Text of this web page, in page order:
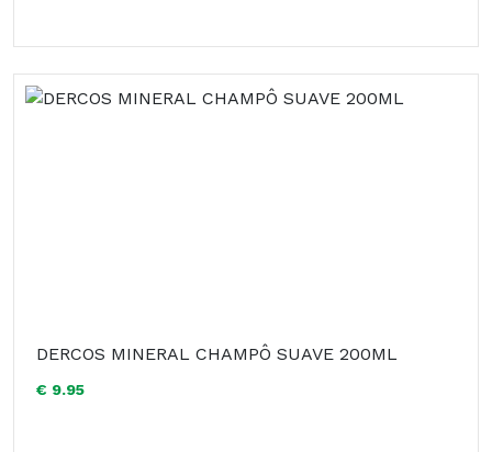
DERCOS MINERAL CHAMPÔ SUAVE 200ML
€ 9.95